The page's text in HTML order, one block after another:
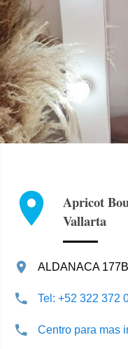
Apricot
Vallarta
ALDANACA
Tel: +52 322 372
Centro para mas